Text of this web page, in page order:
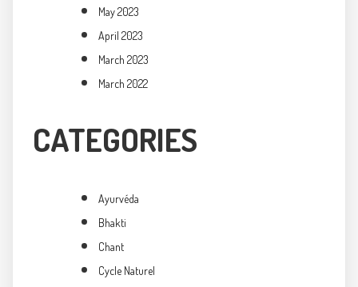
May 2023
April 2023
March 2023
March 2022
CATEGORIES
Ayurvéda
Bhakti
Chant
Cycle Naturel